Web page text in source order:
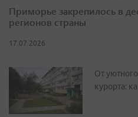
Приморье закрепилось в
регионов страны
17.07.2026
От
курорта: